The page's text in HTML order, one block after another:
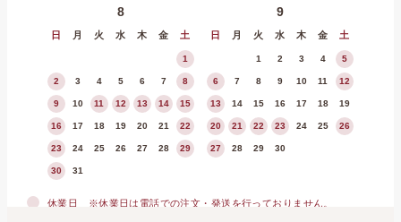
8
日 月 火 水 木 金 土
1
2 3 4 5 6 7 8
9 10 11 12 13 14 15
16 17 18 19 20 21 22
23 24 25 26 27 28 29
30 31
9
日 月 火 水 木 金 土
1 2 3 4 5
6 7 8 9 10 11 12
13 14 15 16 17 18 19
20 21 22 23 24 25 26
27 28 29 30
休業日 ※休業日は電話での注文・発送を行っておりません。